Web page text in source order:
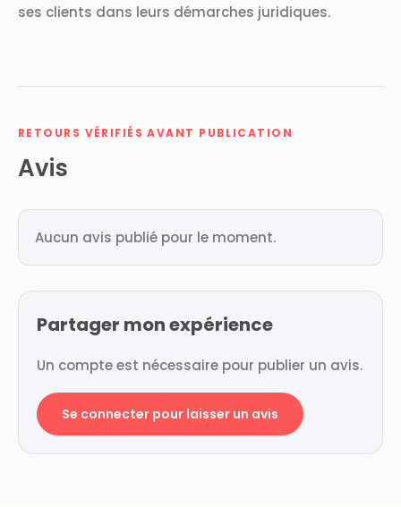
ses clients dans leurs démarches juridiques.
RETOURS VÉRIFIÉS AVANT PUBLICATION
Avis
Aucun avis publié pour le moment.
Partager mon expérience
Un compte est nécessaire pour publier un avis.
Se connecter pour laisser un avis